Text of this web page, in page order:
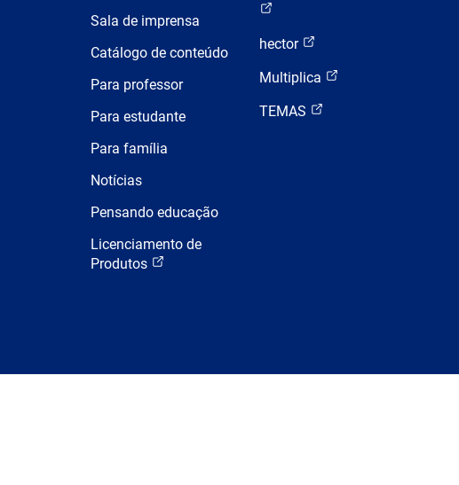
Sala de imprensa
Catálogo de conteúdo
Para professor
Para estudante
Para família
Notícias
Pensando educação
Licenciamento de
Produtos
hector
Multiplica
TEMAS